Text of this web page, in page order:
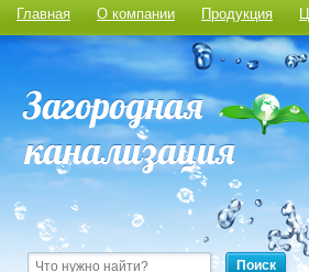
Главная О компании Продукция
Поиск